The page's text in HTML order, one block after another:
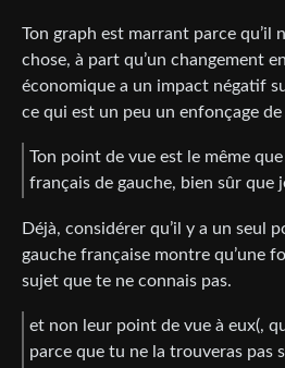
Ton graph est marrant parce qu’il
chose, à part qu’un changement
économique a un impact négatif
ce qui est un peu un enfonçage
Ton point de vue est le même
français de gauche, bien sûr que
Déjà, considérer qu’il y a un seul
gauche française montre qu’une
sujet que te ne connais pas.
et non leur point de vue à eux(,
parce que tu ne la trouveras pas